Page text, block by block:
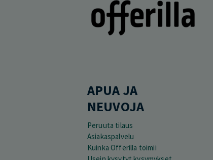
APUA JA
NEUVOJA
Peruuta tilaus
Asiakaspalvelu
Kuinka Offerilla toimii